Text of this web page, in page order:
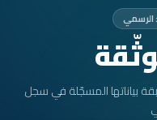
بياناتها المسجّلة في سجل